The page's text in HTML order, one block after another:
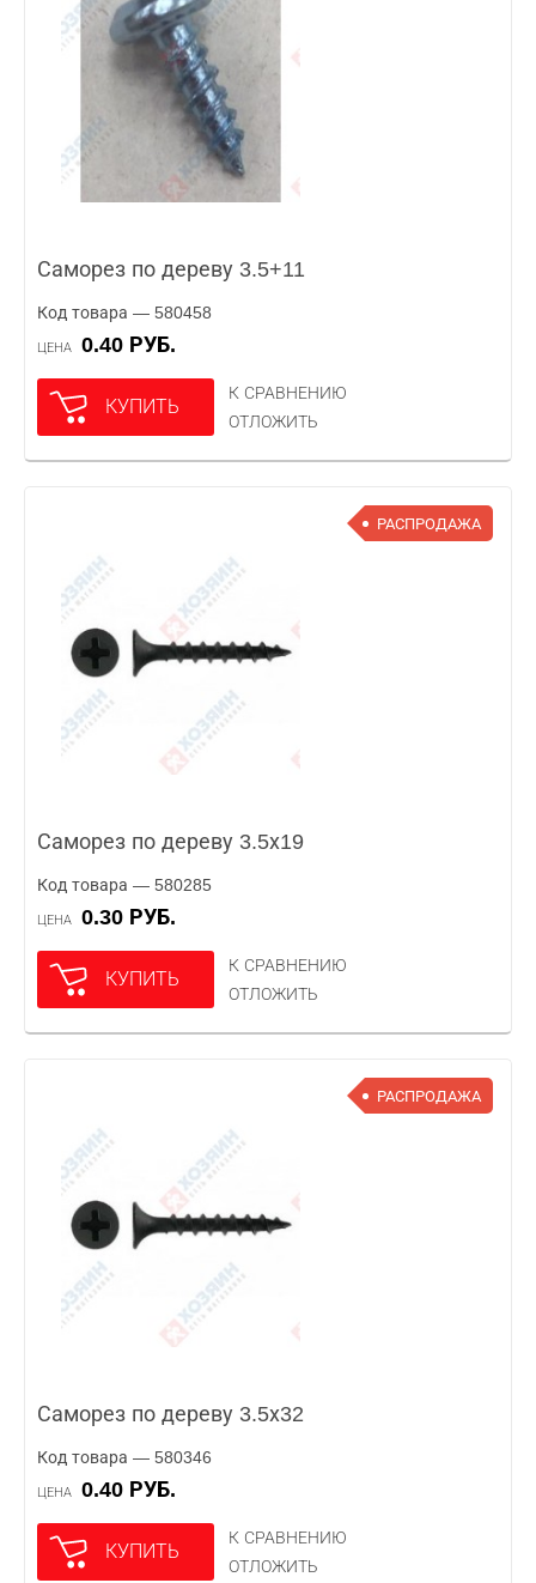
Саморез по дереву 3.5+11
Код товара — 580458
ЦЕНА 0.40 РУБ.
КУПИТЬ
К СРАВНЕНИЮ
ОТЛОЖИТЬ
РАСПРОДАЖА
Саморез по дереву 3.5х19
Код товара — 580285
ЦЕНА 0.30 РУБ.
КУПИТЬ
К СРАВНЕНИЮ
ОТЛОЖИТЬ
РАСПРОДАЖА
Саморез по дереву 3.5х32
Код товара — 580346
ЦЕНА 0.40 РУБ.
КУПИТЬ
К СРАВНЕНИЮ
ОТЛОЖИТЬ